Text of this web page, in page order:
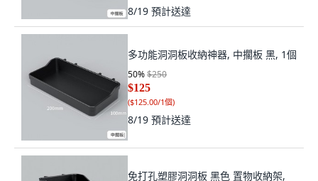
8/19 預計送達
多功能洞洞板收納神器, 中擱板 黑, 1個
50%$250
$125
($125.00/1個)
8/19 預計送達
免打孔塑膠洞洞板 黑色 置物收納架,